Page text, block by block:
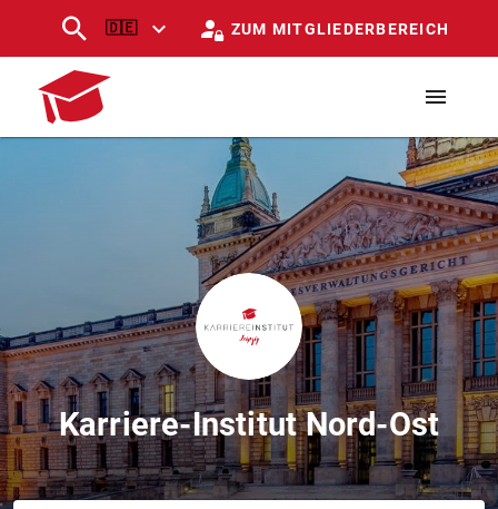
🇩🇪 ZUM MITGLIEDERBEREICH
Karriere-Institut Nord-Ost